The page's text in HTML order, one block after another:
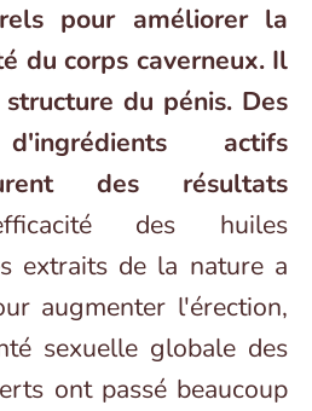
pour améliorer la
du corps caverneux. Il
du pénis. Des
actifs
des résultats
des huiles
extraits de la nature a
augmenter l'érection,
sexuelle globale des
ont passé beaucoup